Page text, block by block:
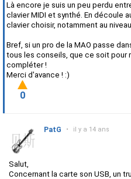
Là encore je suis un peu perdu
clavier MIDI et synthé. En découle
clavier choisir, notamment au
Bref, si un pro de la MAO passe
tous les conseils, que ce soit pour
compléter !
Merci d'avance ! :)
0
PatG • il y a 14 ans
Salut,
Concernant la carte son USB, un